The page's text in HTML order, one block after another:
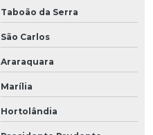
Taboão da Serra
São Carlos
Araraquara
Marília
Hortolândia